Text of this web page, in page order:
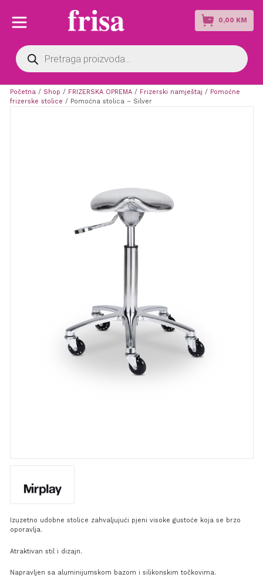
0,00 KM
Products
search
Početna / Shop / FRIZERSKA OPREMA/ Frizerski namještaj / Pomoćne
frizerske stolice / Pomoćna stolica – Silver
Izuzetno udobne stolice zahvaljujući pjeni visoke gustoće koja se brzo
oporavlja.
Atraktivan stil i dizajn.
Napravljen sa aluminijumskom bazom i silikonskim točkovima.